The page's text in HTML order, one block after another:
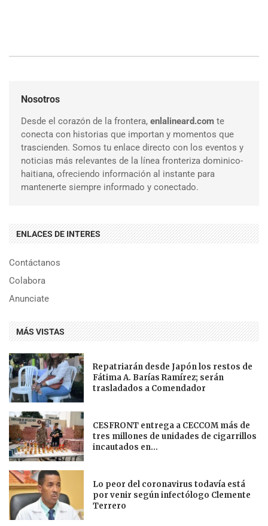
Nosotros
Desde el corazón de la frontera, enlalineard.com te
conecta con historias que importan y momentos que
trascienden. Somos tu enlace directo con los eventos y
noticias más relevantes de la línea fronteriza dominico-
haitiana, ofreciendo información al instante para
mantenerte siempre informado y conectado.
ENLACES DE INTERES
Contáctanos
Colabora
Anunciate
MÁS VISTAS
Repatriarán desde Japón los restos de
Fátima A. Barías Ramírez; serán
trasladados a Comendador
CESFRONT entrega a CECCOM más de
tres millones de unidades de cigarrillos
incautados en...
Lo peor del coronavirus todavía está
por venir según infectólogo Clemente
Terrero